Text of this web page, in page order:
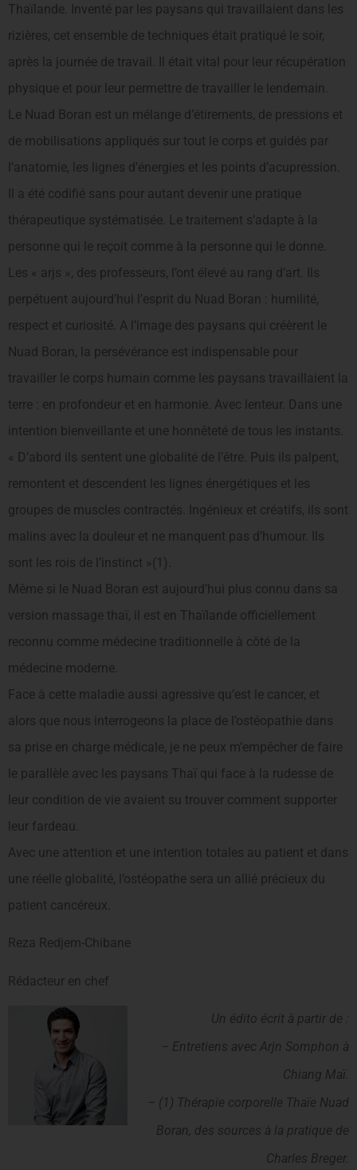
Thaïlande. Inventé par les paysans qui travaillaient dans les
rizières, cet ensemble de techniques était pratiqué le soir,
après la journée de travail. Il était vital pour leur récupération
physique et pour leur permettre de travailler le lendemain.
Le Nuad Boran est un mélange d’étirements, de pressions et
de mobilisations appliqués sur tout le corps et guidés par
l’anatomie, les lignes d’énergies et les points d’acupression.
Il a été codifié sans pour autant devenir une pratique
thérapeutique systématisée. Le traitement s’adapte à la
personne qui le reçoit comme à la personne qui le donne.
Les « arjs », des professeurs, l’ont élevé au rang d’art. Ils
perpétuent aujourd’hui l’esprit du Nuad Boran : humilité,
respect et curiosité. A l’image des paysans qui créèrent le
Nuad Boran, la persévérance est indispensable pour
travailler le corps humain comme les paysans travaillaient la
terre : en profondeur et en harmonie. Avec lenteur. Dans une
intention bienveillante et une honnêteté de tous les instants.
« D’abord ils sentent une globalité de l’être. Puis ils palpent,
remontent et descendent les lignes énergétiques et les
groupes de muscles contractés. Ingénieux et créatifs, ils sont
malins avec la dou leur et ne manquent pas d’humour. Ils
sont les rois de l’instinct »(1).
Même si le Nuad Boran est aujourd’hui plus connu dans sa
version massage thaï, il est en Thaïlande officiellement
reconnu comme médecine traditionnelle à côté de la
médecine moderne.
Face à cette maladie aussi agressive qu’est le cancer, et
alors que nous interrogeons la place de l’ostéopathie dans
sa prise en charge médicale, je ne peux m’empêcher de faire
le parallèle avec les paysans Thaï qui face à la rudesse de
leur condition de vie avaient su trouver comment supporter
leur fardeau.
Avec une attention et une intention totales au patient et dans
une réelle globalité, l’ostéopathe sera un allié précieux du
patient cancéreux.
Reza Redjem-Chibane
Rédacteur en chef
Un édito écrit à partir de :
– Entretiens avec Arjn Somphon à
Chiang Maï.
– (1) Thérapie corporelle Thaïe Nuad
Boran, des sources à la pratique de
Charles Breger.